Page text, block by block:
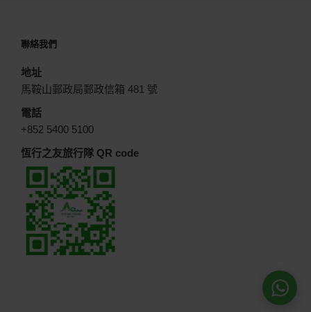
聯絡我們
地址
馬鞍山郵政局郵政信箱 481 號
電話
+852 5400 5100
恆行之友旅行隊 QR code